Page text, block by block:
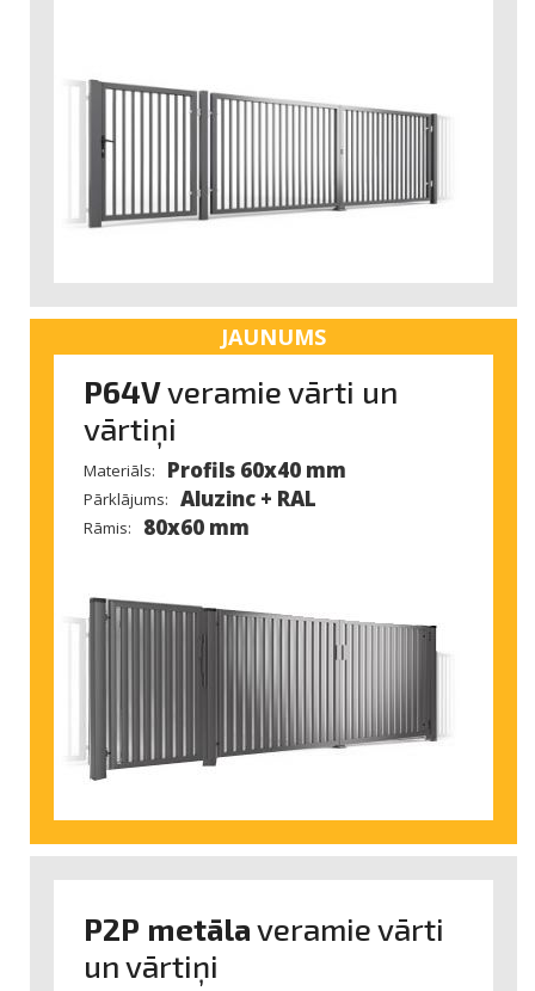
JAUNUMS
P64Vveramie vārti un
vārtiņi
Materiāls: Profils 60x40 mm
Pārklājums: Aluzinc + RAL
Rāmis: 80x60 mm
P2P metālaveramie vārti
un vārtiņi